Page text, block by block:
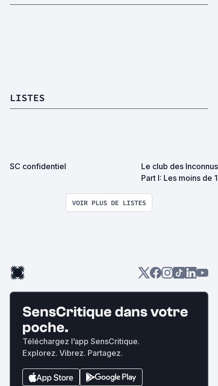
LISTES
SC confidentiel
Le club des
Part I: Les moins de
VOIR PLUS DE LISTES
SensCritique dans votre
poche.
Téléchargez l’app SensCritique.
Explorez. Vibrez. Partagez.